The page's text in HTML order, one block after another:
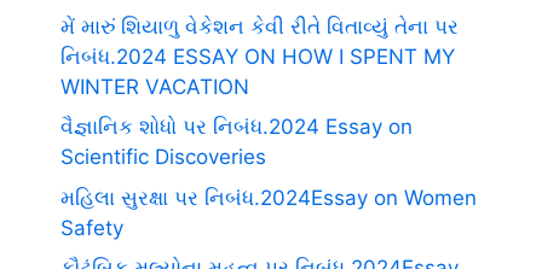
મેં મારું શિયાળુ વેકેશન કેવી રીતે વિતાવ્યું તેના પર
નિબંધ.2024 ESSAY ON HOW I SPENT MY
WINTER VACATION
વૈજ્ઞાનિક શોધો પર નિબંધ.2024 Essay on
Scientific Discoveries
મહિલા સુરક્ષા પર નિબંધ.2024Essay on Women
Safety